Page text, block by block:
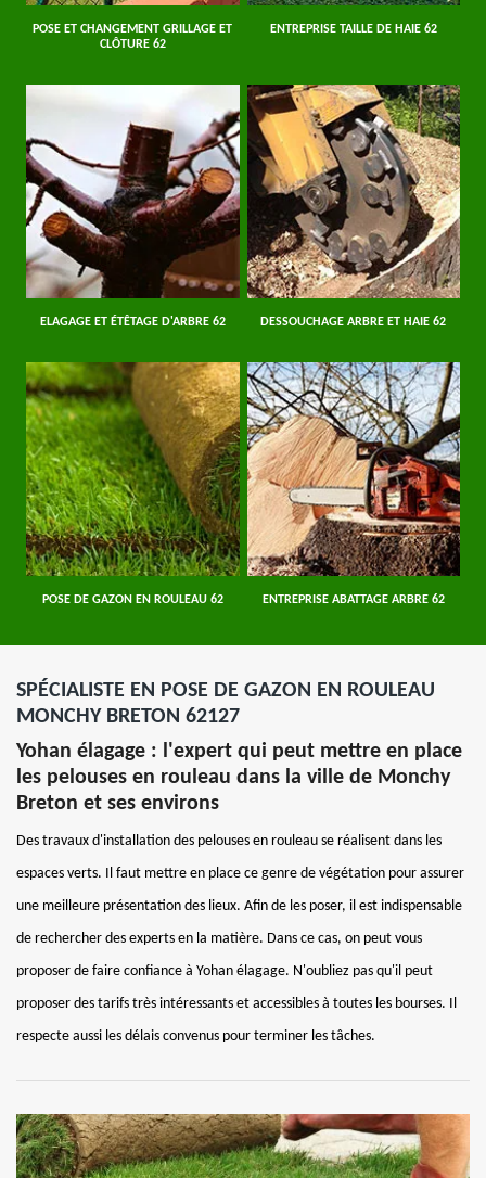
POSE ET CHANGEMENT GRILLAGE ET
CLÔTURE 62
ENTREPRISE TAILLE DE HAIE 62
ELAGAGE ET ÉTÊTAGE D'ARBRE 62 DESSOUCHAGE ARBRE ET HAIE 62
POSE DE GAZON EN ROULEAU 62 ENTREPRISE ABATTAGE ARBRE 62
SPÉCIALISTE EN POSE DE GAZON EN ROULEAU
MONCHY BRETON 62127
Yohan élagage : l'expert qui peut mettre en place
les pelouses en rouleau dans la ville de Monchy
Breton et ses environs
Des travaux d'installation des pelouses en rouleau se réalisent dans les
espaces verts. Il faut mettre en place ce genre de végétation pour assurer
une meilleure présentation des lieux. Afin de les poser, il est indispensable
de rechercher des experts en la matière. Dans ce cas, on peut vous
proposer de faire confiance à Yohan élagage. N'oubliez pas qu'il peut
proposer des tarifs très intéressants et accessibles à toutes les bourses. Il
respecte aussi les délais convenus pour terminer les tâches.